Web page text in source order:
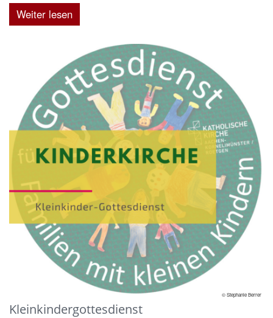
Weiter lesen
© Stephanie Berrer
Kleinkindergottesdienst